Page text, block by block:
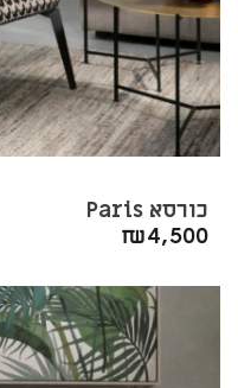
כורסא Paris
₪4,500